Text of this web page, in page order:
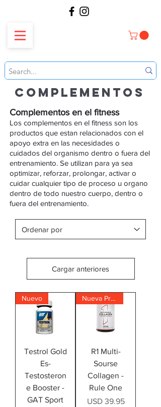
COMPLEMENTOS
Complementos en el fitness
Los complementos en el fitness son los
productos que estan relacionados con el
apoyo extra en las necesidades o
cuidados del organismo dentro o fuera del
entrenamiento. Se utilizan para ya sea
optimizar, reforzar, prolongar, activar o
cuidar cualquier tipo de proceso u organo
dentro de todo nuestro cuerpo, dentro o
fuera del entrenamiento.
Cargar anteriores
Nuevo
Testrol Gold
Es-
Testosteron
e Booster -
GAT Sport
Nueva Presentación!
R1 Multi-
Sourse
Collagen -
Rule One
Precio
USD 39.95